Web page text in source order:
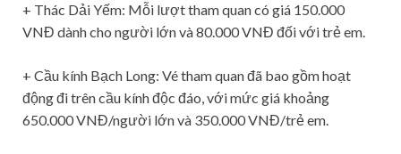
+ Thác Dải Yếm: Mỗi lượt tham quan có giá 150.000
VNĐ dành cho người lớn và 80.000 VNĐ đối với trẻ em.
+ Cầu kính Bạch Long: Vé tham quan đã bao gồm hoạt
động đi trên cầu kính độc đáo, với mức giá khoảng
650.000 VNĐ/người lớn và 350.000 VNĐ/trẻ em.